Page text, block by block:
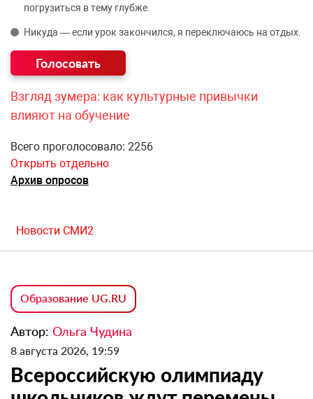
погрузиться в тему глубже.
Никуда — если урок закончился, я переключаюсь на отдых.
Взгляд зумера: как культурные привычки
влияют на обучение
Всего проголосовало: 2256
Открыть отдельно
Архив опросов
Новости СМИ2
Образование UG.RU
Автор: Ольга Чудина
8 августа 2026, 19:59
Всероссийскую олимпиаду